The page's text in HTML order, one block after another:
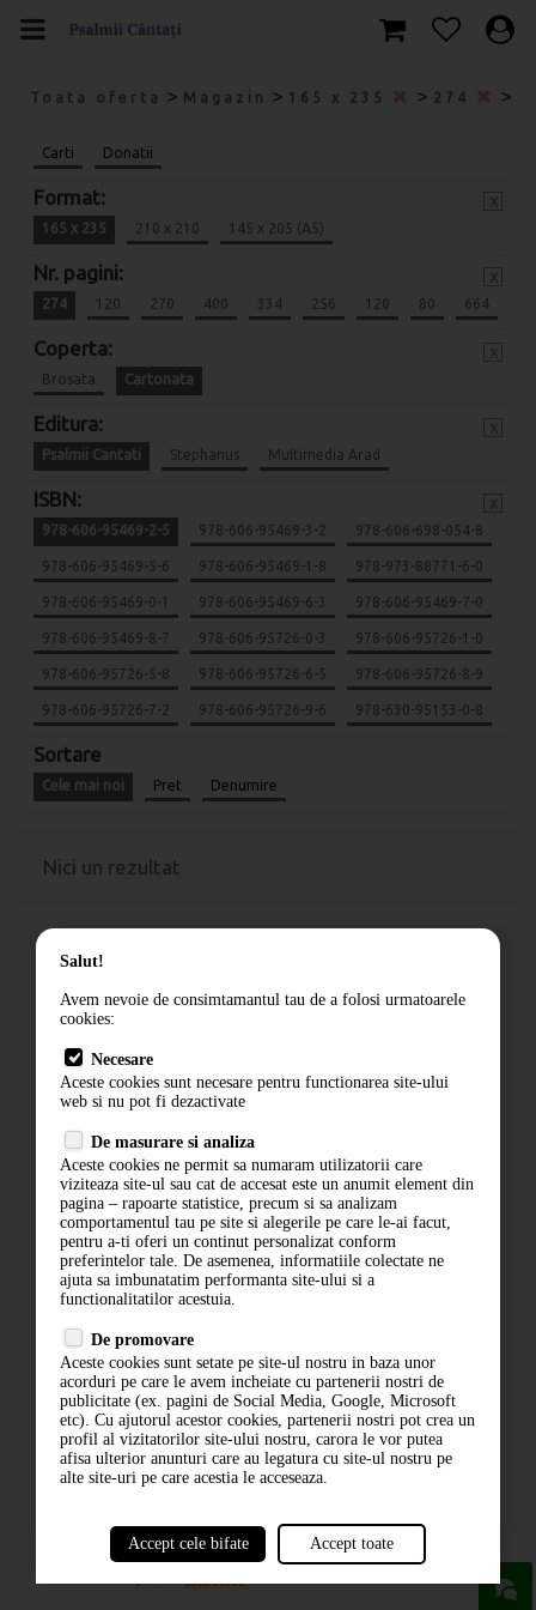
Toata oferta > Magazin > 165 x 235 > 274 >
Carti Donatii
Format:
165 x 235 210 x 210 145 x 205 (A5)
Nr. pagini:
274 120 270 400 334 256 120 80 664
Coperta:
Brosata Cartonata
Editura:
Psalmii Cantati Stephanus Multimedia Arad
ISBN:
978-606-95469-2-5 978-606-95469-3-2 978-606-698-054-8
978-606-95469-5-6 978-606-95469-1-8 978-973-88771-6-0
978-606-95469-0-1 978-606-95469-6-3 978-606-95469-7-0
978-606-95469-8-7 978-606-95726-0-3 978-606-95726-1-0
978-606-95726-5-8 978-606-95726-6-5 978-606-95726-8-9
978-606-95726-7-2 978-606-95726-9-6 978-630-95153-0-8
Sortare
Cele mai noi Pret Denumire
Nici un rezultat
Cum comand
Livrare
Contact
Politica de confidentialitate
ANPC
ABONARE LA NEWSLETTER
ABONARE
Salut!
Avem nevoie de consimtamantul tau de a folosi urmatoarele
cookies:
Necesare
Aceste cookies sunt necesare pentru functionarea site-ului
web si nu pot fi dezactivate
De masurare si analiza
Aceste cookies ne permit sa numaram utilizatorii care
viziteaza site-ul sau cat de accesat este un anumit element din
pagina – rapoarte statistice, precum si sa analizam
comportamentul tau pe site si alegerile pe care le-ai facut,
pentru a-ti oferi un continut personalizat conform
preferintelor tale. De asemenea, informatiile colectate ne
ajuta sa imbunatatim performanta site-ului si a
functionalitatilor acestuia.
De promovare
Aceste cookies sunt setate pe site-ul nostru in baza unor
acorduri pe care le avem incheiate cu partenerii nostri de
publicitate (ex. pagini de Social Media, Google, Microsoft
etc). Cu ajutorul acestor cookies, partenerii nostri pot crea un
profil al vizitatorilor site-ului nostru, carora le vor putea
afisa ulterior anunturi care au legatura cu site-ul nostru pe
alte site-uri pe care acestia le acceseaza.
Accept cele bifate Accept toate